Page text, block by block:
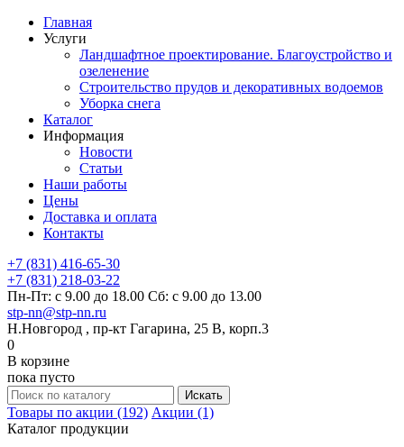
Главная
Услуги
Ландшафтное проектирование. Благоустройство и
озеленение
Строительство прудов и декоративных водоемов
Уборка снега
Каталог
Информация
Новости
Статьи
Наши работы
Цены
Доставка и оплата
Контакты
+7 (831) 416-65-30
+7 (831) 218-03-22
Пн-Пт: с 9.00 до 18.00 Сб: с 9.00 до 13.00
stp-nn@stp-nn.ru
Н.Новгород , пр-кт Гагарина, 25 В, корп.3
0
В корзине
пока пусто
Товары по акции (192) Акции (1)
Каталог продукции